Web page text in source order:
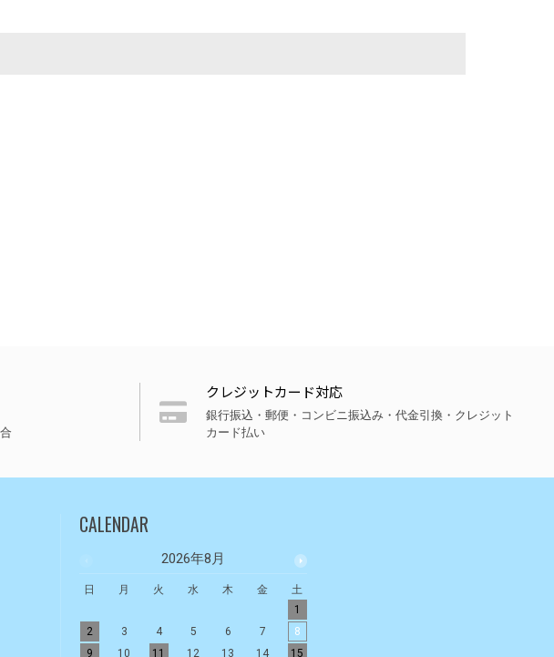
クレジットカード対応
銀行振込・郵便・コンビニ振込み・代金引換・クレジット
カード払い
CALENDAR
2026年8月
日 月 火 水 木 金
土
1
2
3 4 5 6 7
8
9
10 11 12 13 14 15